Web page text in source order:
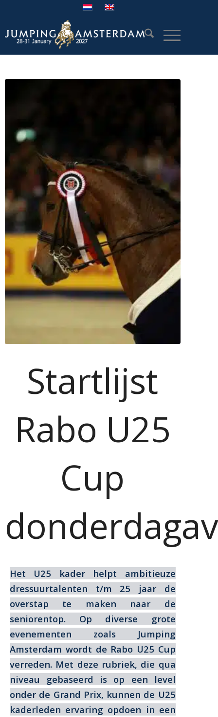
Startlijst
Rabo U25
Cup
Het U25 kader helpt ambitieuze
dressuurtalenten t/m 25 jaar de
overstap te maken naar de
seniorentop. Op diverse grote
evenementen zoals Jumping
Amsterdam wordt de Rabo U25 Cup
verreden. Met deze rubriek, die qua
niveau gebaseerd is op een level
onder de Grand Prix, kunnen de U25
kaderleden ervaring opdoen in een